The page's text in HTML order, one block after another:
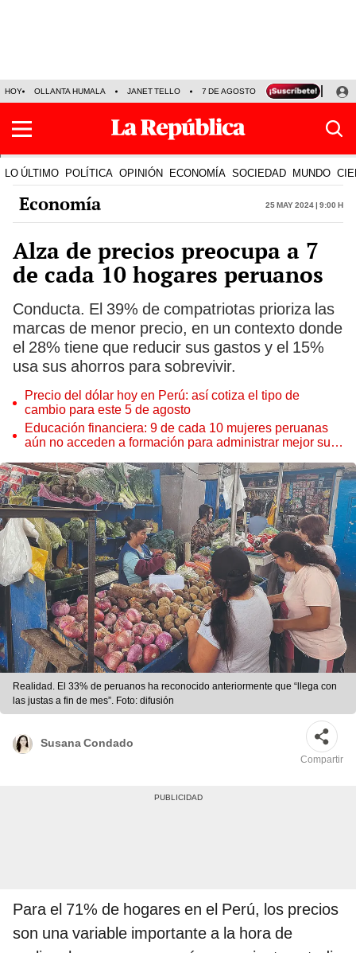
HOY OLLANTA HUMALA JANET TELLO 7 DE AGOSTO TINKA RESULTADOS
LO ÚLTIMO POLÍTICA OPINIÓN ECONOMÍA SOCIEDAD MUNDO
Economía 25 May 2024 | 9:00 h
Alza de precios preocupa a 7
de cada 10 hogares peruanos
Conducta. El 39% de compatriotas prioriza las
marcas de menor precio, en un contexto donde
el 28% tiene que reducir sus gastos y el 15%
usa sus ahorros para sobrevivir.
Precio del dólar hoy en Perú: así cotiza el tipo de
cambio para este 5 de agosto
Educación financiera: 9 de cada 10 mujeres peruanas
aún no acceden a formación para administrar mejor su
Realidad. El 33% de peruanos ha reconocido anteriormente que “llega con
las justas a fin de mes”. Foto: difusión
Susana Condado
Compartir
Para el 71% de hogares en el Perú, los precios
son una variable importante a la hora de